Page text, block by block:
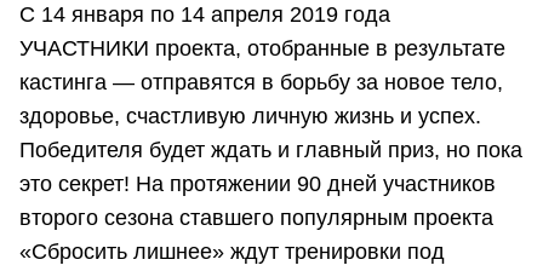
С 14 января по 14 апреля 2019 года
УЧАСТНИКИ проекта, отобранные в результате
кастинга — отправятся в борьбу за новое тело,
здоровье, счастливую личную жизнь и успех.
Победителя будет ждать и главный приз, но пока
это секрет! На протяжении 90 дней участников
второго сезона ставшего популярным проекта
«Сбросить лишнее» ждут тренировки под